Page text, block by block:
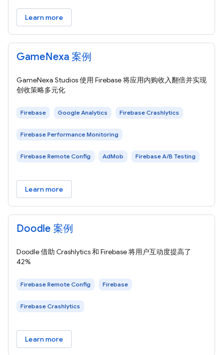
Learn more
GameNexa 案例
GameNexa Studios 使用 Firebase 将应用内购收入翻倍并实现
创收策略多元化
Firebase Google Analytics Firebase Crashlytics
Firebase Performance Monitoring
Firebase Remote Config AdMob Firebase A/B Testing
Learn more
Doodle 案例
Doodle 借助 Crashlytics 和 Firebase 将用户互动度提高了
42%
Firebase Remote Config Firebase
Firebase Crashlytics
Learn more